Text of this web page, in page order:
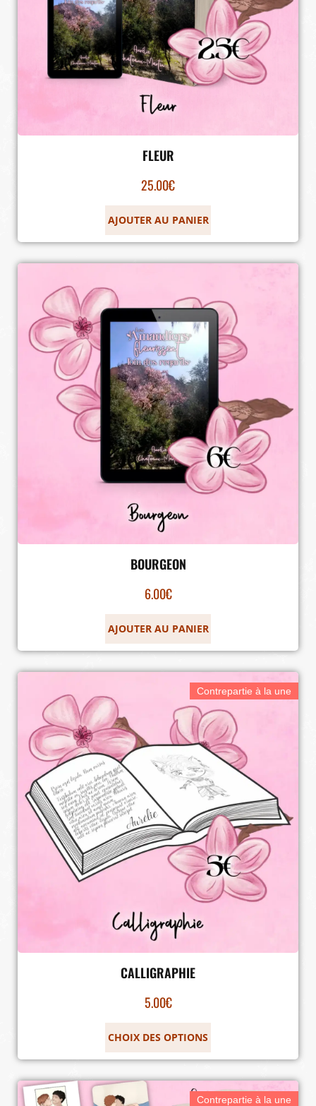
FLEUR
25.00€
AJOUTER AU PANIER
BOURGEON
6.00€
AJOUTER AU PANIER
Contrepartie à la une
CALLIGRAPHIE
5.00€
CHOIX DES OPTIONS
Contrepartie à la une